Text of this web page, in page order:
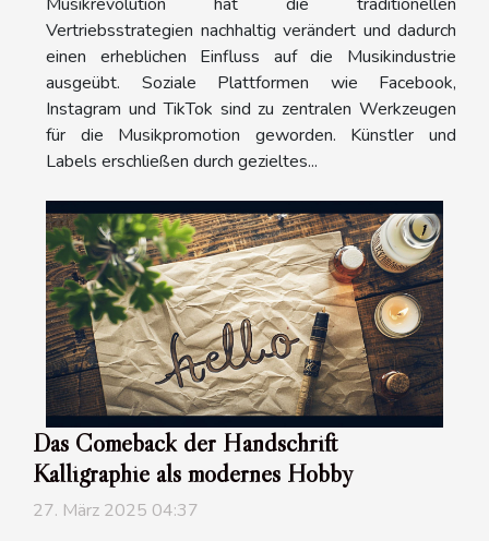
Vertriebsstrategien nachhaltig verändert und dadurch
einen erheblichen Einfluss auf die Musikindustrie
ausgeübt. Soziale Plattformen wie Facebook,
Instagram und TikTok sind zu zentralen Werkzeugen
für die Musikpromotion geworden. Künstler und
Labels erschließen durch gezieltes...
Das Comeback der Handschrift
Kalligraphie als modernes Hobby
27. März 2025 04:37